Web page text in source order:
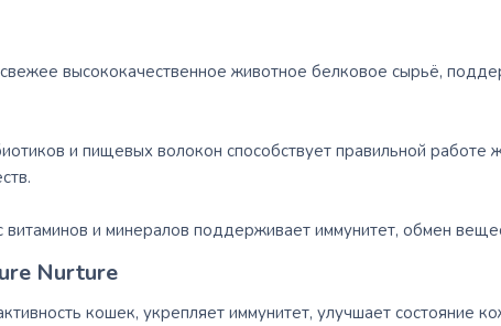
высококачественное животное белковое сырьё,
и пищевых волокон способствует правильной работе
витаминов и минералов поддерживает иммунитет, обмен
Nurture
кошек, укрепляет иммунитет, улучшает состояние